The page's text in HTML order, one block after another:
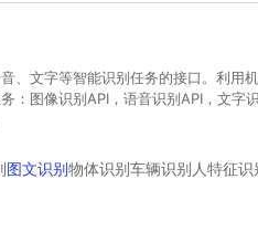
、文字等智能识别任务的接口。利
：图像识别API，语音识别API，文
图文识别物体识别车辆识别 人特征识